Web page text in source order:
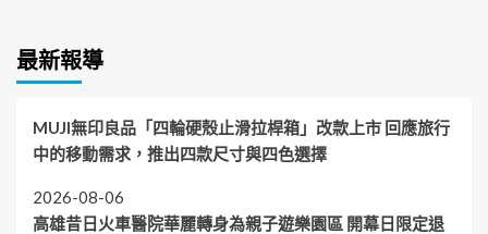
最新報導
MUJI無印良品「四輪硬殼止滑拉桿箱」改款上市 回應旅行
中的移動需求，推出四款尺寸與四色選擇
2026-08-06
高雄昔日火車醫院華麗轉身為親子遊樂園區 開幕日限定退